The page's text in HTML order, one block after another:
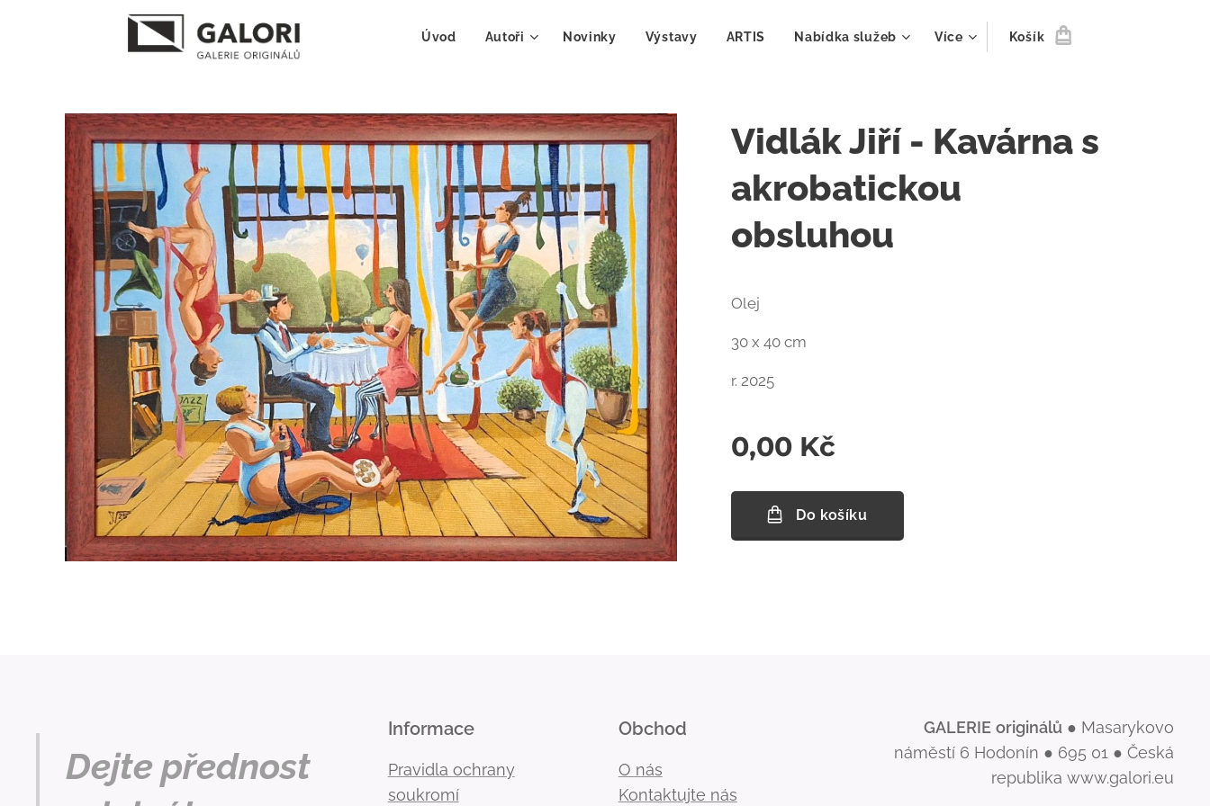
Úvod Autoři Novinky Výstavy ARTIS Nabídka služeb Více Košík
Vidlák Jiří - Kavárna s
akrobatickou
obsluhou
Olej
30 x 40 cm
r. 2025
0,00 Kč
Do košíku
Dejte přednost
Informace
Pravidla ochrany
soukromí
Obchod
O nás
Kontaktujte nás
GALERIE originálů ● Masarykovo
náměstí 6 Hodonín ● 695 01 ● Česká
republika www.galori.eu